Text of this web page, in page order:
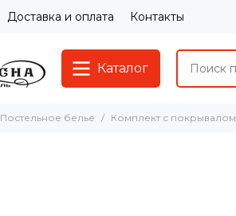
Доставка и оплата Контакты
Каталог
Постельное белье Комплект с покрывалом